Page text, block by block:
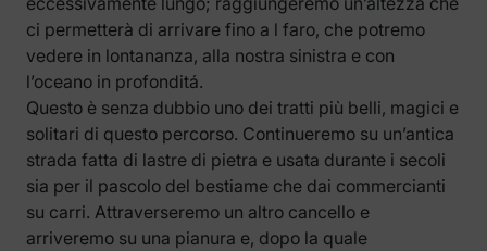
ci permetterà di arrivare fino a l faro, che potremo
vedere in lontananza, alla nostra sinistra e con
l’oceano in profonditá.
Questo è senza dubbio uno dei tratti più belli, magici e
solitari di questo percorso. Continueremo su un’antica
strada fatta di lastre di pietra e usata durante i secoli
sia per il pascolo del bestiame che dai commercianti
su carri. Attraverseremo un altro cancello e
arriveremo su una pianura e, dopo la quale